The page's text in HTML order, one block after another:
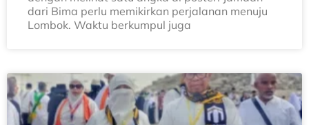
dari Bima perlu memikirkan perjalanan menuju
Lombok. Waktu berkumpul juga